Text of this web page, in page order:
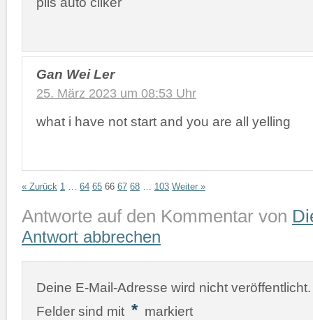
Gan Wei Ler
25. März 2023 um 08:53 Uhr
what i have not start and you are all yelling
« Zurück 1 64 65 66 67 68 103 Weiter »
Antworte auf den Kommentar von
Antwort abbrechen
Deine E-Mail-Adresse wird nicht veröffentlicht.
Felder sind mit * markiert